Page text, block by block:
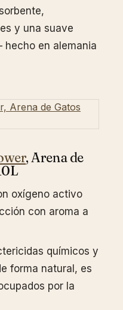
y una suave
hecho en alemania
, Arena de
oxígeno activo
con aroma a
químicos y
forma natural, es
por la